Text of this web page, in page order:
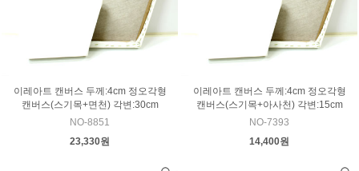
이레아트 캔버스 두께:4cm 정오각형
캔버스(스기목+면천) 각변:30cm
NO-8851
23,330원
이레아트 캔버스 두께:4cm 정오각형
캔버스(스기목+아사천) 각변:15cm
NO-7393
14,400원